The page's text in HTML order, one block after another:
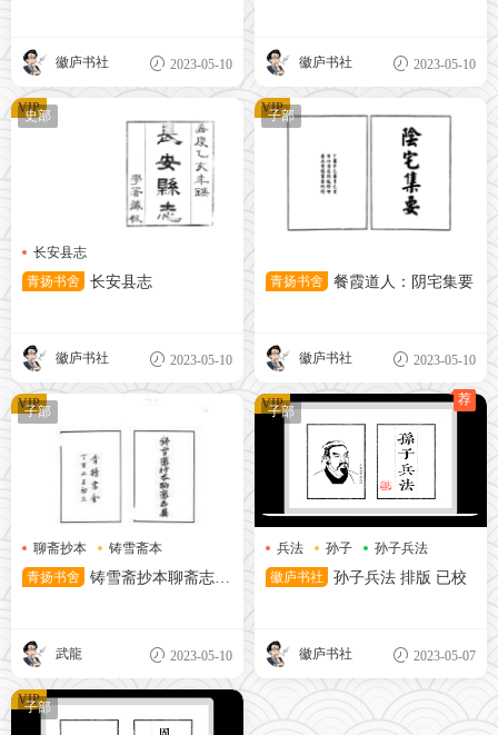
徽庐书社 2023-05-10 徽庐书社 2023-05-10
史部
长安县志
青扬书舍
长安县志
徽庐书社 2023-05-10
VIP 子部
青扬书舍 餐霞道人：阴宅集要
徽庐书社 2023-05-10
VIP
子部
聊斋抄本
铸雪斋本
青杨书舍
青扬书舍
铸雪斋抄本聊斋志异
武龍 2023-05-10
VIP 子部
兵法 孙子
孙子兵法
徽庐书社
孙子兵法 排版 已校
徽庐书社 2023-05-07
VIP 荐
子部
VIP